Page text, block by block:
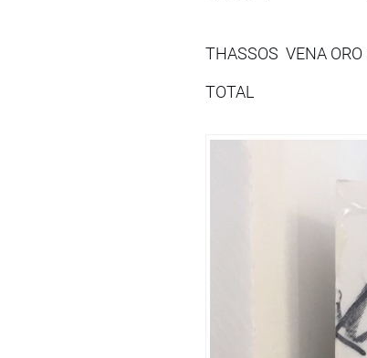
THASSOS VENA ORO
TOTAL